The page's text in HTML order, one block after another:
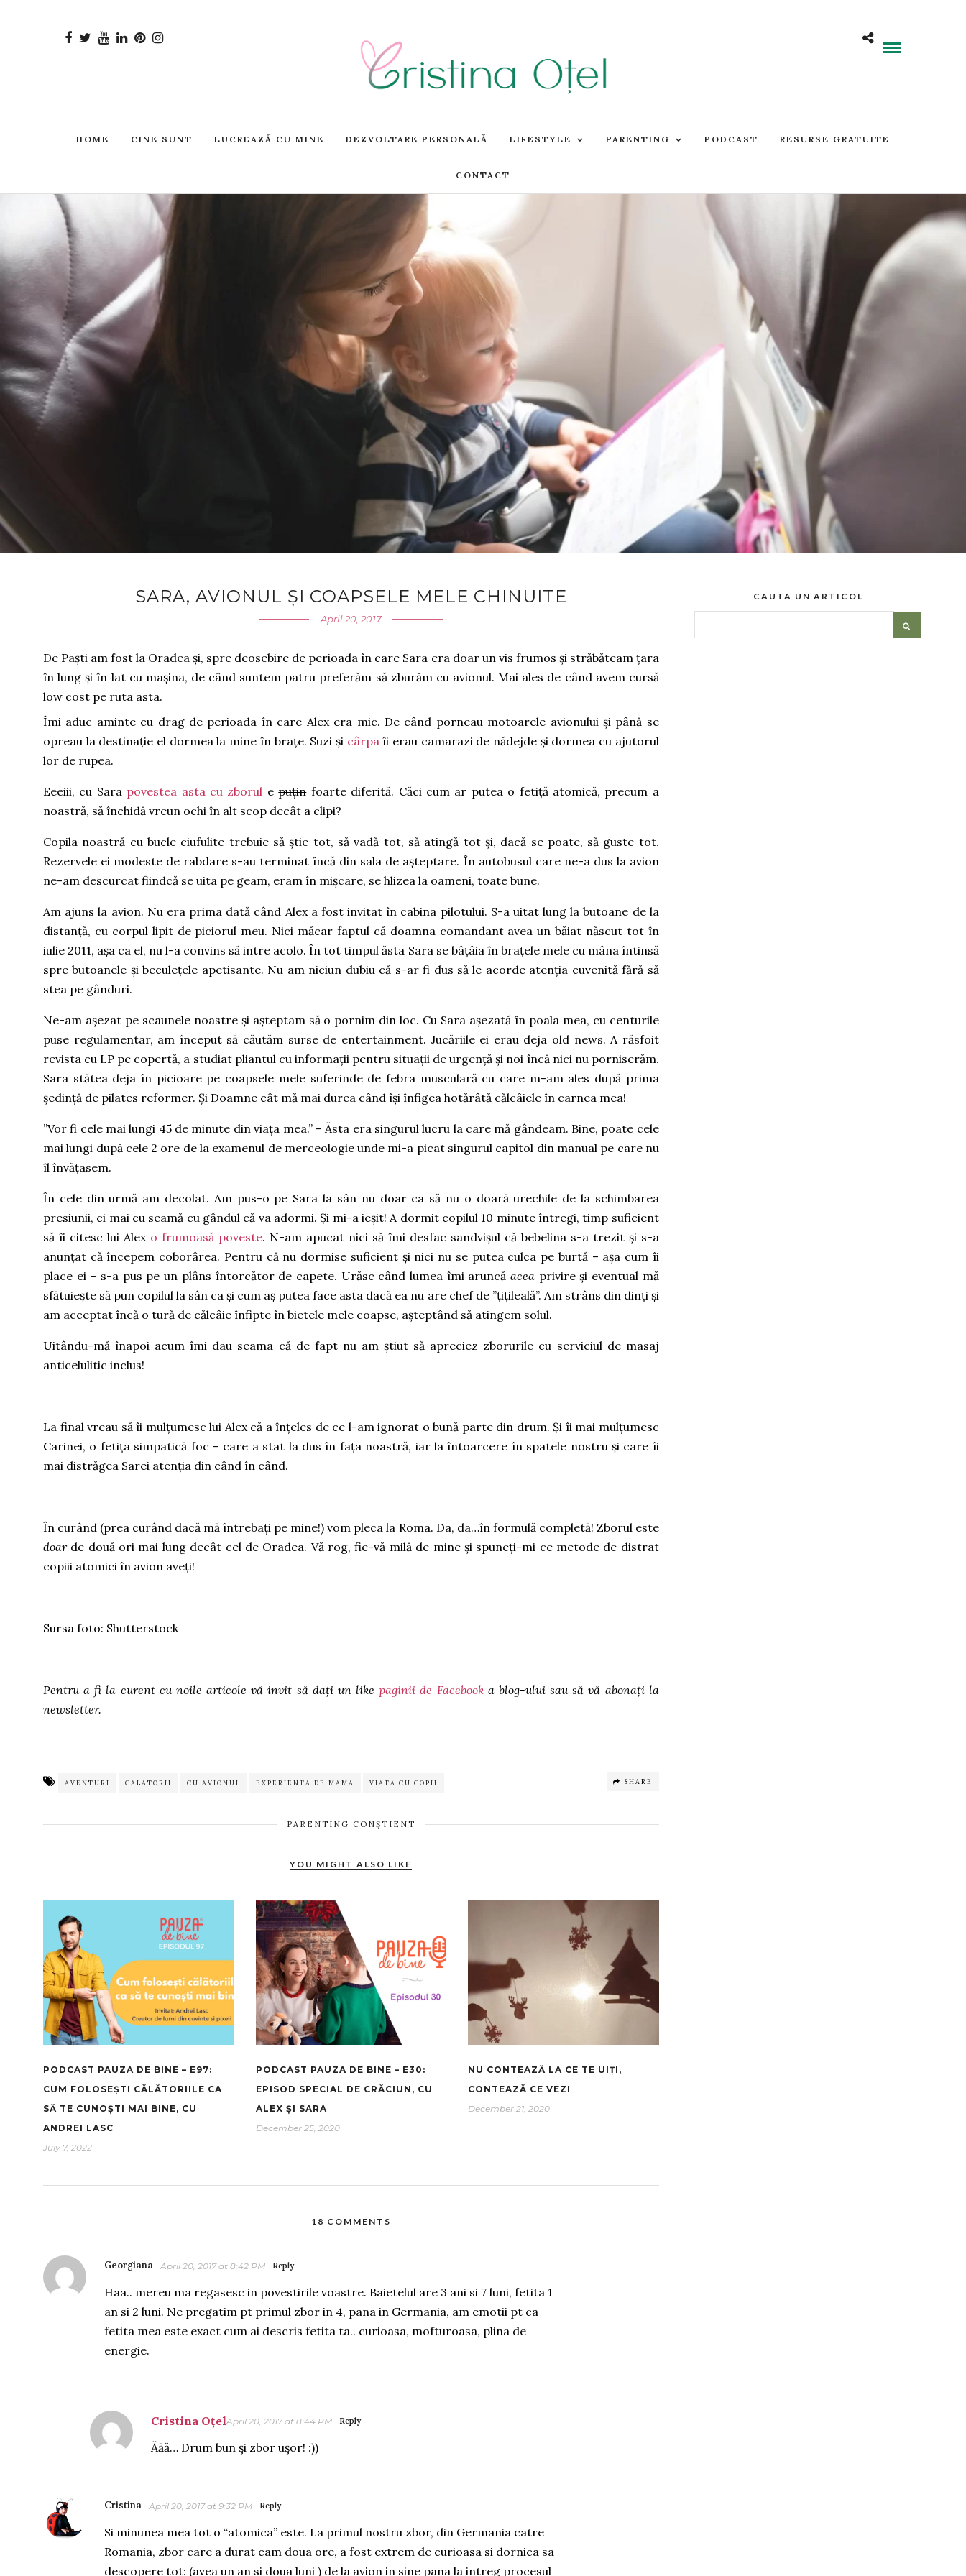
HOME CINE SUNT LUCREAZĂ CU MINE DEZVOLTARE PERSONALĂ LIFESTYLE PARENTING PODCAST RESURSE GRATUITE
CONTACT
SARA, AVIONUL ȘI COAPSELE MELE CHINUITE
April 20, 2017
De Paști am fost la Oradea și, spre deosebire de perioada în care Sara era doar un vis frumos și străbăteam țara
în lung și în lat cu mașina, de când suntem patru preferăm să zburăm cu avionul. Mai ales de când avem cursă
low cost pe ruta asta.
Îmi aduc aminte cu drag de perioada în care Alex era mic. De când porneau motoarele avionului și până se
opreau la destinație el dormea la mine în brațe. Suzi și cârpaîi erau camarazi de nădejde și dormea cu ajutorul
lor de rupea.
Eeeiii, cu Sara povestea asta cu zborul epuținfoarte diferită. Căci cum ar putea o fetiță atomică, precum a
noastră, să închidă vreun ochi în alt scop decât a clipi?
Copila noastră cu bucle ciufulite trebuie să știe tot, să vadă tot, să atingă tot și, dacă se poate, să guste tot.
Rezervele ei modeste de rabdare s-au terminat încă din sala de așteptare. În autobusul care ne-a dus la avion
ne-am descurcat fiindcă se uita pe geam, eram în mișcare, se hlizea la oameni, toate bune.
Am ajuns la avion. Nu era prima dată când Alex a fost invitat în cabina pilotului. S-a uitat lung la butoane de la
distanță, cu corpul lipit de piciorul meu. Nici măcar faptul că doamna comandant avea un băiat născut tot în
iulie 2011, așa ca el, nu l-a convins să intre acolo. În tot timpul ăsta Sara se bâțâia în brațele mele cu mâna întinsă
spre butoanele și beculețele apetisante. Nu am niciun dubiu că s-ar fi dus să le acorde atenția cuvenită fără să
stea pe gânduri.
Ne-am așezat pe scaunele noastre și așteptam să o pornim din loc. Cu Sara așezată în poala mea, cu centurile
puse regulamentar, am început să căutăm surse de entertainment. Jucăriile ei erau deja old news. A răsfoit
revista cu LP pe copertă, a studiat pliantul cu informații pentru situații de urgență și noi încă nici nu porniserăm.
Sara stătea deja în picioare pe coapsele mele suferinde de febra musculară cu care m-am ales după prima
ședință de pilates reformer. Și Doamne cât mă mai durea când își înfigea hotărâtă călcâiele în carnea mea!
”Vor fi cele mai lungi 45 de minute din viața mea.” – Ăsta era singurul lucru la care mă gândeam. Bine, poate cele
mai lungi după cele 2 ore de la examenul de merceologie unde mi-a picat singurul capitol din manual pe care nu
îl învățasem.
În cele din urmă am decolat. Am pus-o pe Sara la sân nu doar ca să nu o doară urechile de la schimbarea
presiunii, ci mai cu seamă cu gândul că va adormi. Și mi-a ieșit! A dormit copilul 10 minute întregi, timp suficient
să îi citesc lui Alex o frumoasă poveste. N-am apucat nici să îmi desfac sandvișul că bebelina s-a trezit și s-a
anunțat că începem coborârea. Pentru că nu dormise suficient și nici nu se putea culca pe burtă – așa cum îi
place ei – s-a pus pe un plâns întorcător de capete. Urăsc când lumea îmi aruncăacea privire și eventual mă
sfătuiește să pun copilul la sân ca și cum aș putea face asta dacă ea nu are chef de ”țițileală”. Am strâns din dinți și
am acceptat încă o tură de călcâie înfipte în bietele mele coapse, așteptând să atingem solul.
Uitându-mă înapoi acum îmi dau seama că de fapt nu am știut să apreciez zborurile cu serviciul de masaj
anticelulitic inclus!
La final vreau să îi mulțumesc lui Alex că a înțeles de ce l-am ignorat o bună parte din drum. Și îi mai mulțumesc
Carinei, o fetița simpatică foc – care a stat la dus în fața noastră, iar la întoarcere în spatele nostru și care îi
mai distrăgea Sarei atenția din când în când.
În curând (prea curând dacă mă întrebați pe mine!) vom pleca la Roma. Da, da…în formulă completă! Zborul este
doarde două ori mai lung decât cel de Oradea. Vă rog, fie-vă milă de mine și spuneți-mi ce metode de distrat
copiii atomici în avion aveți!
Sursa foto: Shutterstock
Pentru a fi la curent cu noile articole vă invit să dați un likepaginii de Facebooka blog-ului sau să vă abonați la
newsletter.
AVENTURI CALATORII CU AVIONUL EXPERIENTA DE MAMA VIATA CU COPII SHARE
PARENTING CONȘTIENT
YOU MIGHT ALSO LIKE
PODCAST PAUZA DE BINE – E97:
CUM FOLOSEȘTI CĂLĂTORIILE CA
SĂ TE CUNOȘTI MAI BINE, CU
ANDREI LASC
July 7, 2022
PODCAST PAUZA DE BINE – E30:
EPISOD SPECIAL DE CRĂCIUN, CU
ALEX ȘI SARA
December 25, 2020
NU CONTEAZĂ LA CE TE UIȚI,
CONTEAZĂ CE VEZI
December 21, 2020
18 COMMENTS
Georgiana April 20, 2017 at 8:42 PM Reply
Haa.. mereu ma regasesc in povestirile voastre. Baietelul are 3 ani si 7 luni, fetita 1
an si 2 luni. Ne pregatim pt primul zbor in 4, pana in Germania, am emotii pt ca
fetita mea este exact cum ai descris fetita ta.. curioasa, mofturoasa, plina de
energie.
Cristina OțelApril 20, 2017 at 8:44 PM Reply
Ăăă… Drum bun şi zbor uşor! :))
Cristina April 20, 2017 at 9:32 PM Reply
Si minunea mea tot o “atomica” este. La primul nostru zbor, din Germania catre
Romania, zbor care a durat cam doua ore, a fost extrem de curioasa si dornica sa
descopere tot: (avea un an si doua luni ) de la avion in sine pana la intreg procesul
CAUTA UN ARTICOL